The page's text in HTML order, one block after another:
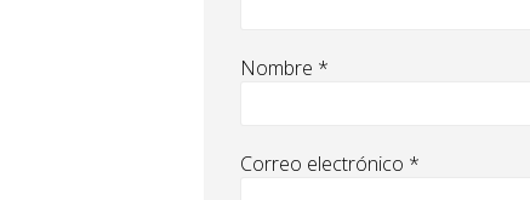
Nombre *
Correo electrónico *